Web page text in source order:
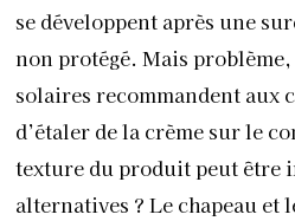
se développent après une
non protégé. Mais
solaires recommandent aux
d’étaler de la crème sur le
texture du produit peut être
alternatives ? Le chapeau et